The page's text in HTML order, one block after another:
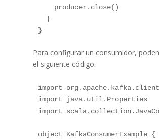
    producer.close()
  }
Para configurar un consumidor,
el siguiente código:
import
import java.util.Properties
import
object KafkaConsumerExample {